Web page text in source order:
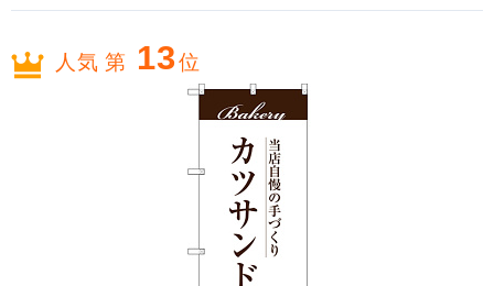
人気 第 13位